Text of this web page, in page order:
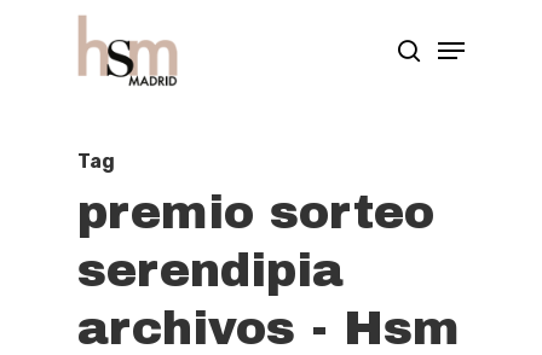
Tag
premio sorteo
serendipia
archivos - Hsm